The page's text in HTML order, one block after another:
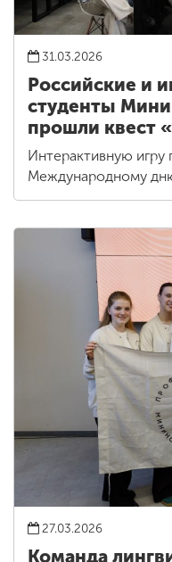
31.03.2026
Российские и
студенты
прошли квест
Интерактивную игру
Международному
27.03.2026
Команда